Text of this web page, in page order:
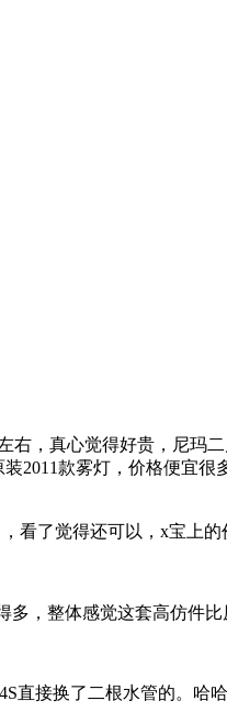
，真心觉得好贵，尼玛
2011款雾灯，价格便宜
了觉得还可以，x宝上
，整体感觉这套高仿件比
直接换了二根水管的。哈哈